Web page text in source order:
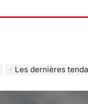
Les dernières tendances en